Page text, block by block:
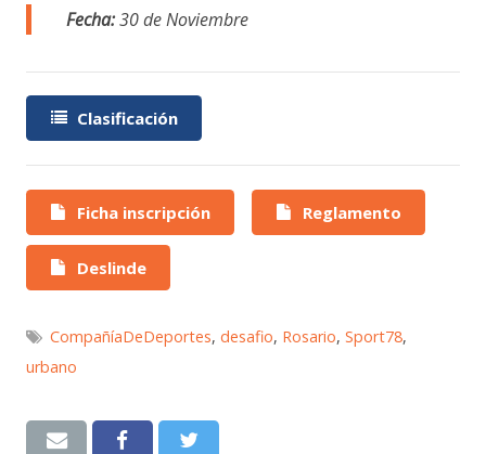
Fecha:30 de Noviembre
Clasificación
Ficha inscripción Reglamento
Deslinde
CompañíaDeDeportes,desafio, Rosario,Sport78,
urbano